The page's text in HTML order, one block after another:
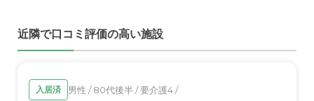
近隣環境や交通アクセスについて
近隣で口コミ評価の高い施設
入居済 男性 / 80代後半 / 要介護4 /